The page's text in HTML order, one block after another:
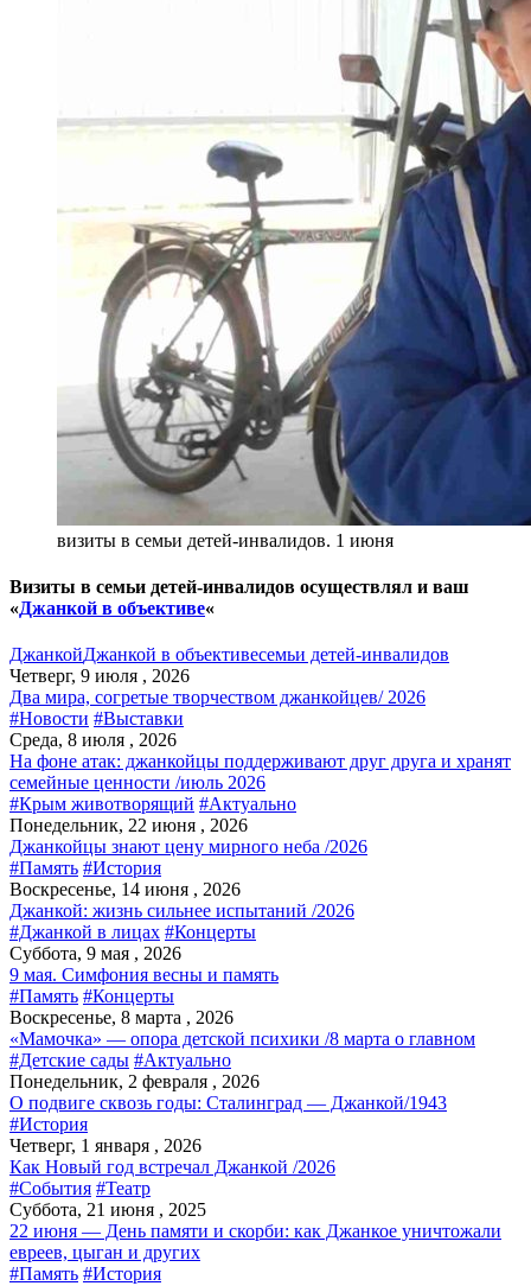
визиты в семьи детей-инвалидов. 1 июня
Визиты в семьи детей-инвалидов осуществлял и ваш
«Джанкой в объективе«
ДжанкойДжанкой в объективесемьи детей-инвалидов
Четверг, 9 июля , 2026
Два мира, согретые творчеством джанкойцев/ 2026
#Новости #Выставки
Среда, 8 июля , 2026
На фоне атак: джанкойцы поддерживают друг друга и хранят
семейные ценности /июль 2026
#Крым животворящий #Актуально
Понедельник, 22 июня , 2026
Джанкойцы знают цену мирного неба /2026
#Память #История
Воскресенье, 14 июня , 2026
Джанкой: жизнь сильнее испытаний /2026
#Джанкой в лицах #Концерты
Суббота, 9 мая , 2026
9 мая. Симфония весны и память
#Память #Концерты
Воскресенье, 8 марта , 2026
«Мамочка» — опора детской психики /8 марта о главном
#Детские сады #Актуально
Понедельник, 2 февраля , 2026
О подвиге сквозь годы: Сталинград — Джанкой/1943
#История
Четверг, 1 января , 2026
Как Новый год встречал Джанкой /2026
#События #Театр
Суббота, 21 июня , 2025
22 июня — День памяти и скорби: как Джанкое уничтожали
евреев, цыган и других
#Память #История